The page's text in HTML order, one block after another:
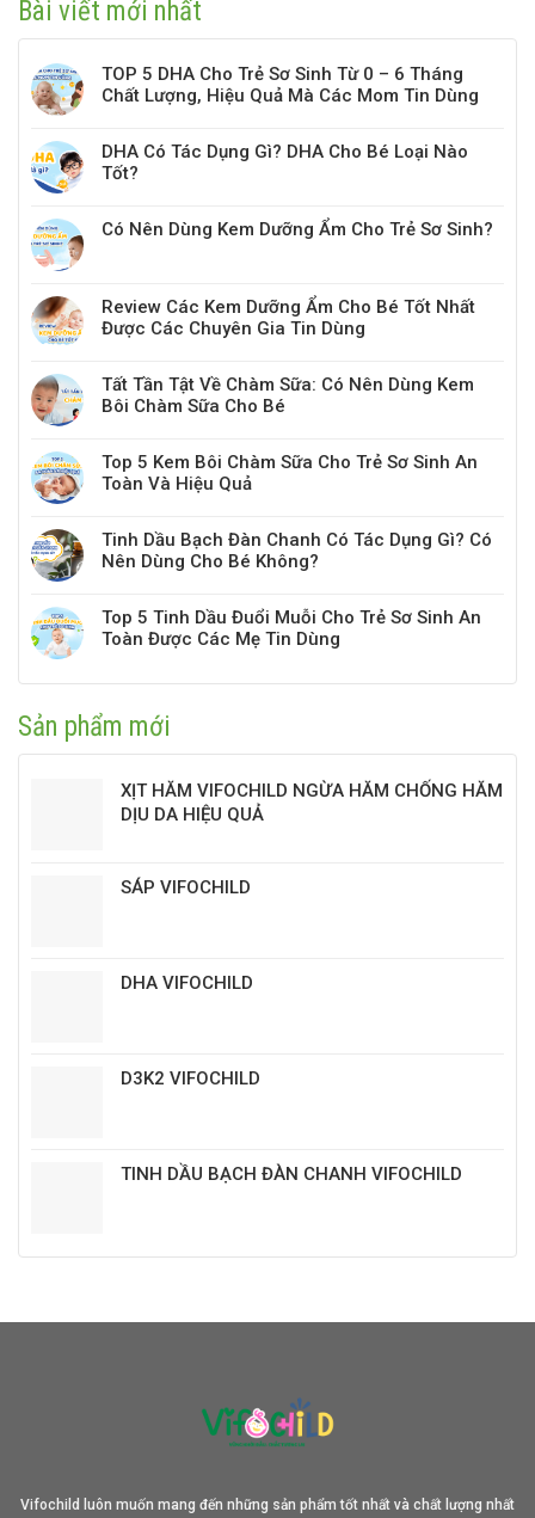
Bài viết mới nhất
TOP 5 DHA Cho Trẻ Sơ Sinh Từ 0 – 6 Tháng
Chất Lượng, Hiệu Quả Mà Các Mom Tin Dùng
DHA Có Tác Dụng Gì? DHA Cho Bé Loại Nào
Tốt?
Có Nên Dùng Kem Dưỡng Ẩm Cho Trẻ Sơ Sinh?
Review Các Kem Dưỡng Ẩm Cho Bé Tốt Nhất
Được Các Chuyên Gia Tin Dùng
Tất Tần Tật Về Chàm Sữa: Có Nên Dùng Kem
Bôi Chàm Sữa Cho Bé
Top 5 Kem Bôi Chàm Sữa Cho Trẻ Sơ Sinh An
Toàn Và Hiệu Quả
Tinh Dầu Bạch Đàn Chanh Có Tác Dụng Gì? Có
Nên Dùng Cho Bé Không?
Top 5 Tinh Dầu Đuổi Muỗi Cho Trẻ Sơ Sinh An
Toàn Được Các Mẹ Tin Dùng
Sản phẩm mới
XỊT HĂM VIFOCHILD NGỪA HĂM CHỐNG HĂM
DỊU DA HIỆU QUẢ
SÁP VIFOCHILD
DHA VIFOCHILD
D3K2 VIFOCHILD
TINH DẦU BẠCH ĐÀN CHANH VIFOCHILD
Vifochild luôn muốn mang đến những sản phẩm tốt nhất và chất lượng nhất